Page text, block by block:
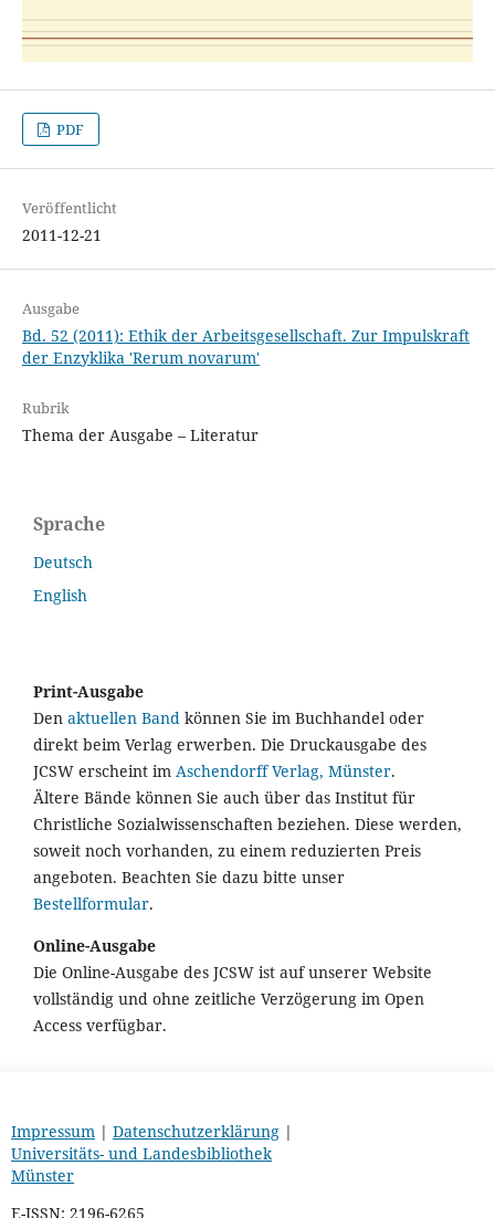
PDF
Veröffentlicht
2011-12-21
Ausgabe
Bd. 52 (2011): Ethik der Arbeitsgesellschaft. Zur Impulskraft
der Enzyklika 'Rerum novarum'
Rubrik
Thema der Ausgabe – Literatur
Sprache
Deutsch
English
Print-Ausgabe
Den aktuellen Band können Sie im Buchhandel oder
direkt beim Verlag erwerben. Die Druckausgabe des
JCSW erscheint im Aschendorff Verlag, Münster.
Ältere Bände können Sie auch über das Institut für
Christliche Sozialwissenschaften beziehen. Diese werden,
soweit noch vorhanden, zu einem reduzierten Preis
angeboten. Beachten Sie dazu bitte unser
Bestellformular.
Online-Ausgabe
Die Online-Ausgabe des JCSW ist auf unserer Website
vollständig und ohne zeitliche Verzögerung im Open
Access verfügbar.
Impressum | Datenschutzerklärung|
Universitäts- und Landesbibliothek
Münster
E-ISSN: 2196-6265